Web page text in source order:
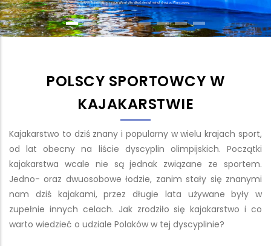
Spływy kajakowe na rzece Wkra tylko kilkadziesiąt minut drogi od Warszawy.
POLSCY SPORTOWCY W
KAJAKARSTWIE
Kajakarstwo to dziś znany i popularny w wielu krajach sport,
od lat obecny na liście dyscyplin olimpijskich. Początki
kajakarstwa wcale nie są jednak związane ze sportem.
Jedno- oraz dwuosobowe łodzie, zanim stały się znanymi
nam dziś kajakami, przez długie lata używane były w
zupełnie innych celach. Jak zrodziło się kajakarstwo i co
warto wiedzieć o udziale Polaków w tej dyscyplinie?